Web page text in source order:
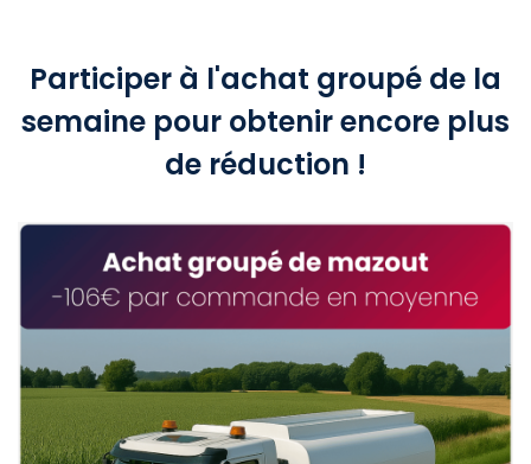
Participer à l'achat groupé de la
semaine pour obtenir encore plus
de réduction !